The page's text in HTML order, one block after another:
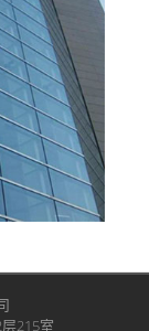
215室